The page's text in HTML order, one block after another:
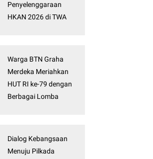
Penyelenggaraan
HKAN 2026 di TWA
Warga BTN Graha
Merdeka Meriahkan
HUT RI ke-79 dengan
Berbagai Lomba
Dialog Kebangsaan
Menuju Pilkada